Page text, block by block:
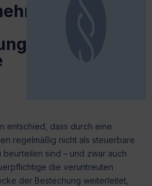
entschied, dass durch eine
regelmäßig nicht als steuerbare
sind – und zwar auch
die veruntreuten
der Bestechung weiterleitet,